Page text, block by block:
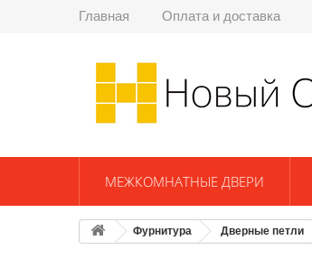
Главная Оплата и доставка
МЕЖКОМНАТНЫЕ ДВЕРИ
Фурнитура Дверные петли